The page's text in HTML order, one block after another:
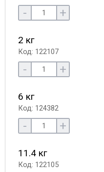
- +
2 кг
Код: 122107
- +
6 кг
Код: 124382
- +
11.4 кг
Код: 122105